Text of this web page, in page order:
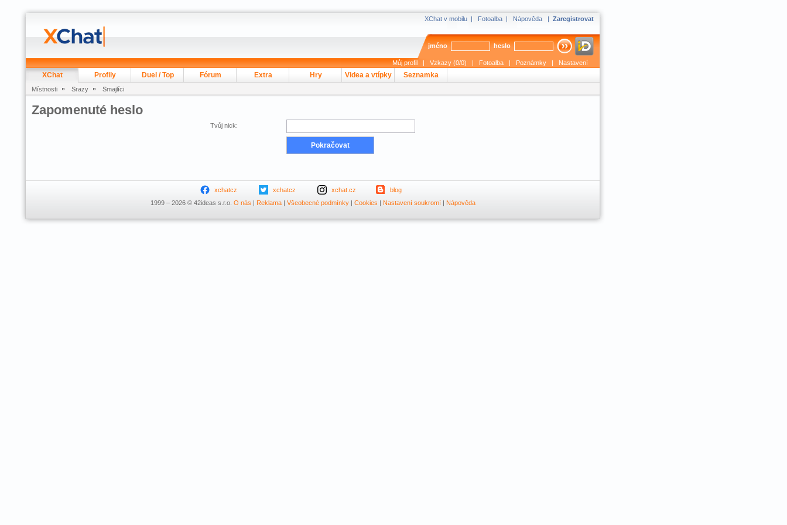
XChat v mobilu | Fotoalba | Nápověda | Zaregistrovat
jméno heslo
Můj profil | Vzkazy (0/0) | Fotoalba | Poznámky | Nastavení
XChat Profily Duel / Top Fórum Extra Hry Videa a vtípky Seznamka
Místnosti Srazy Smajlíci
Zapomenuté heslo
Tvůj nick:
xchatcz xchatcz xchat.cz
blog
1999 – 2026 © 42ideas s.r.o. O nás | Reklama| Všeobecné podmínky| Cookies | Nastavení soukromí| Nápověda